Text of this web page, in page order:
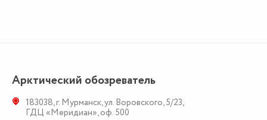
Арктический обозреватель
183038,г. Мурманск,ул. Воровского, 5/23,
ГДЦ «Меридиан», оф. 500